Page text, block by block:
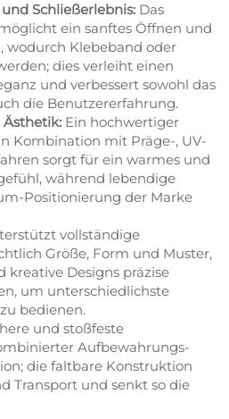
Schließerlebnis: Das
ein sanftes Öffnen und
wodurch Klebeband oder
dies verleiht einen
und verbessert sowohl das
die Benutzererfahrung.
Ein hochwertiger
Kombination mit Präge-, UV-
sorgt für ein warmes und
während lebendige
Positionierung der Marke
vollständige
Größe, Form und Muster,
kreative Designs präzise
um unterschiedlichste
bedienen.
und stoßfeste
Aufbewahrungs-
die faltbare Konstruktion
Transport und senkt so die